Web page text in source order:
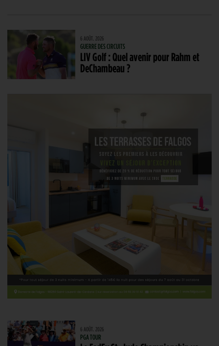
6 AOÛT. 2026
GUERRE DES CIRCUITS
LIV Golf : Quel avenir pour Rahm et
DeChambeau ?
6 AOÛT. 2026
PGA TOUR